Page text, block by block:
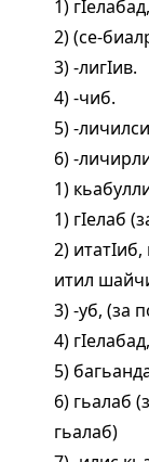
1)
2) (се-
3) -лигIив.
4) -чиб.
5) -
6) -
1)
1) гIелаб
2)
итил
3) -уб, (за
4)
5)
6) гьалаб
гьалаб)